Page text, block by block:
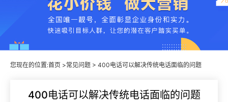
您现在的位置:首页 >常见问题 > 400电话可以解决传统电话面临的问题
400电话可以解决传统电话面临的问题